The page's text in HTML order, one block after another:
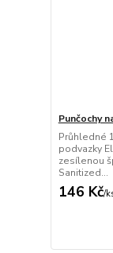
Punčochy
Průhledné
podvazky
zesílenou
Sanitized...
146 Kč/